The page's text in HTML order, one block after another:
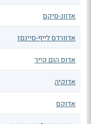
אדוונ-סיקס
אדוורדס לייף-סיינסז
אדוס הום קייר
אדוקיה
אדוקס